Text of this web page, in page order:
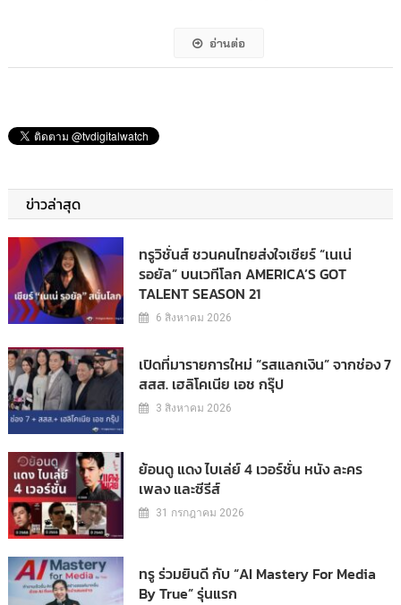
อ่านต่อ
ข่าวล่าสุด
ทรูวิชั่นส์ ชวนคนไทยส่งใจเชียร์ “เนเน่
รอยัล” บนเวทีโลก AMERICA’S GOT
TALENT SEASON 21
6 สิงหาคม 2026
เปิดที่มารายการใหม่ “รสแลกเงิน” จากช่อง 7
สสส. เฮลิโคเนีย เอช กรุ๊ป
3 สิงหาคม 2026
ย้อนดู แดง ไบเล่ย์ 4 เวอร์ชั่น หนัง ละคร
เพลง และซีรีส์
31 กรกฎาคม 2026
ทรู ร่วมยินดี กับ “AI Mastery For Media
By True” รุ่นแรก